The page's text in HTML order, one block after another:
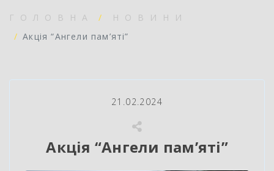
ГОЛОВНА
НОВИНИ
Акція “Ангели пам’яті”
21.02.2024
Акція “Ангели пам’яті”